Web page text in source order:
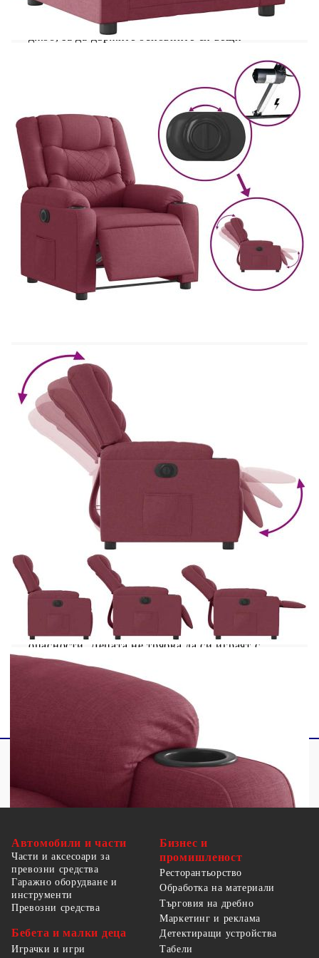
изчистен вид и е дишаща и издръжлива.Удобен
страничен джоб: Този фотьойл има страничен
джоб, за да държите основните си вещи
осигурява здрава структура и стабилност. Този
накланящ се фотьойл е удобен и издръжлив.
Цвят: Виненочервен
Материал: Плат (100% полиестер), метал,
шперплат
Пълнежен материал: Дунапрен, PP влакна
Размери в седнало положение: 77 x 93 x 99
см (Ш x Д x В)
Размери в легнало положение: 77 x 149,5 x
79 см (Ш x Д x В)
Ширина на седалката: 50 см
Дълбочина на седалката: 58,5 см
Височина на подлакътника от земята: 56,5
см
С електромотор за автоматично регулиране
на облегалката и опората за крака
Вход на електромотора: DC 24 V, 1,5 A
Мощност на електромотора: 100-240 V~,
50-60 Hz
Макс. капацитет на тегло: 110 кг
Необходим е монтаж
Съобразете се с риска от открит огън и други
източници на силна топлина в близост до
продукта. Максимално 110 кг на седалка. Този
уред може да се използва от деца на възраст от 8
години нагоре и от лица с намалени физически,
сетивни или умствени способности или с липса
на опит и познания, ако са получили надзор или
инструкции относно използването на уреда по
безопасен начин и разбират свързаните с това
опасности. Децата не трябва да си играят с
уреда. Децата не трябва да почистват и да
извършват потребителска поддръжка без надзор.
Автомобили и части
Части и аксесоари за
превозни средства
Гаражно оборудване и
инструменти
Превозни средства
Бебета и малки деца
Играчки и игри
Бизнес и
промишленост
Ресторантьорство
Обработка на материали
Търговия на дребно
Маркетинг и реклама
Детектиращи устройства
Табели